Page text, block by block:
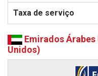
Emirados
Unidos)